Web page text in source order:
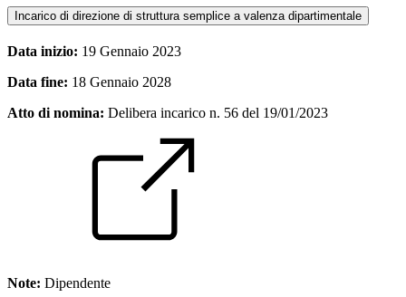
Incarico di direzione di struttura semplice a valenza dipartimentale
Data inizio: 19 Gennaio 2023
Data fine: 18 Gennaio 2028
Atto di nomina: Delibera incarico n. 56 del 19/01/2023
Note: Dipendente